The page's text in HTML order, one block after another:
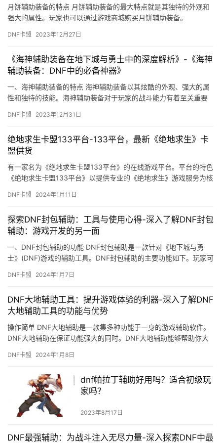
月饼辅助装备的特点 月饼辅助装备的最大特点就是其独特的外观和
强大的属性。玩家也可以通过游戏商城购买月饼辅助装备。
DNF卡盟 2023年12月27日
《海神辅助装备在地下城与勇士中的深度解析》-《海神
辅助装备：DNF中的必备神器》
一、海神辅助装备的特点 海神辅助装备以其炫酷的外观、强大的属
性和独特的技能。海神辅助装备对于玩家的战斗能力有着至关重要
DNF卡盟 2023年12月31日
绝地求生卡盟133平台-133平台，最新《绝地求生》卡
盟供货
有一家名为《绝地求生卡盟133平台》的在线游戏平台。平台的特色
《绝地求生卡盟133平台》以提供专业的《绝地求生》游戏服务为核
DNF卡盟 2024年1月11日
探索DNF封包辅助：工具与使用心得-深入了解DNF封包
辅助：游戏开发的另一面
一、DNF封包辅助的功能 DNF封包辅助是一款针对《地下城与勇
士》(DNF)游戏的辅助工具。DNF封包辅助的主要功能如下。玩家可
DNF卡盟 2024年1月7日
DNF大地辅助工具：提升游戏体验的利器-深入了解DNF
大地辅助工具的功能与优势
操作简单 DNF大地辅助是一款集多种功能于一身的游戏辅助软件。
DNF大地辅助在保证功能强大的同时。DNF大地辅助能够帮助你大
DNF卡盟 2024年1月8日
dnf帕拉丁辅助好用吗？适合初级玩
家吗？
2023年8月17日
DNF最强辅助：为战斗注入无尽力量-深入探索DNF中最